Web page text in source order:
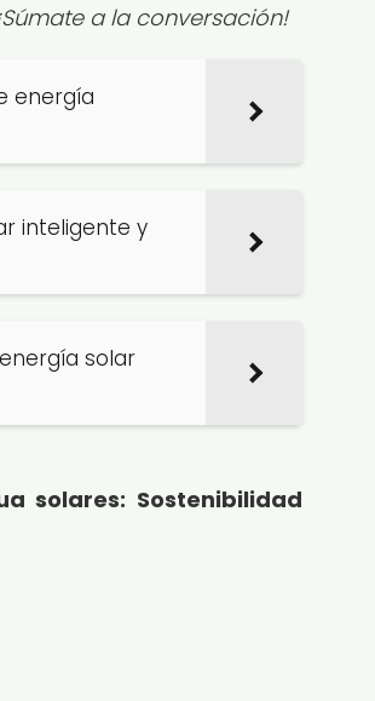
a la conversación!
energía
inteligente y
solar
solares: Sostenibilidad